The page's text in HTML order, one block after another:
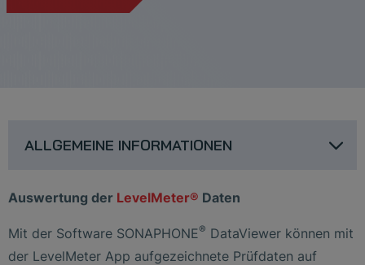
ALLGEMEINE INFORMATIONEN
Auswertung der LevelMeter® Daten
Mit der Software SONAPHONE® DataViewer können mit
der LevelMeter App aufgezeichnete Prüfdaten auf